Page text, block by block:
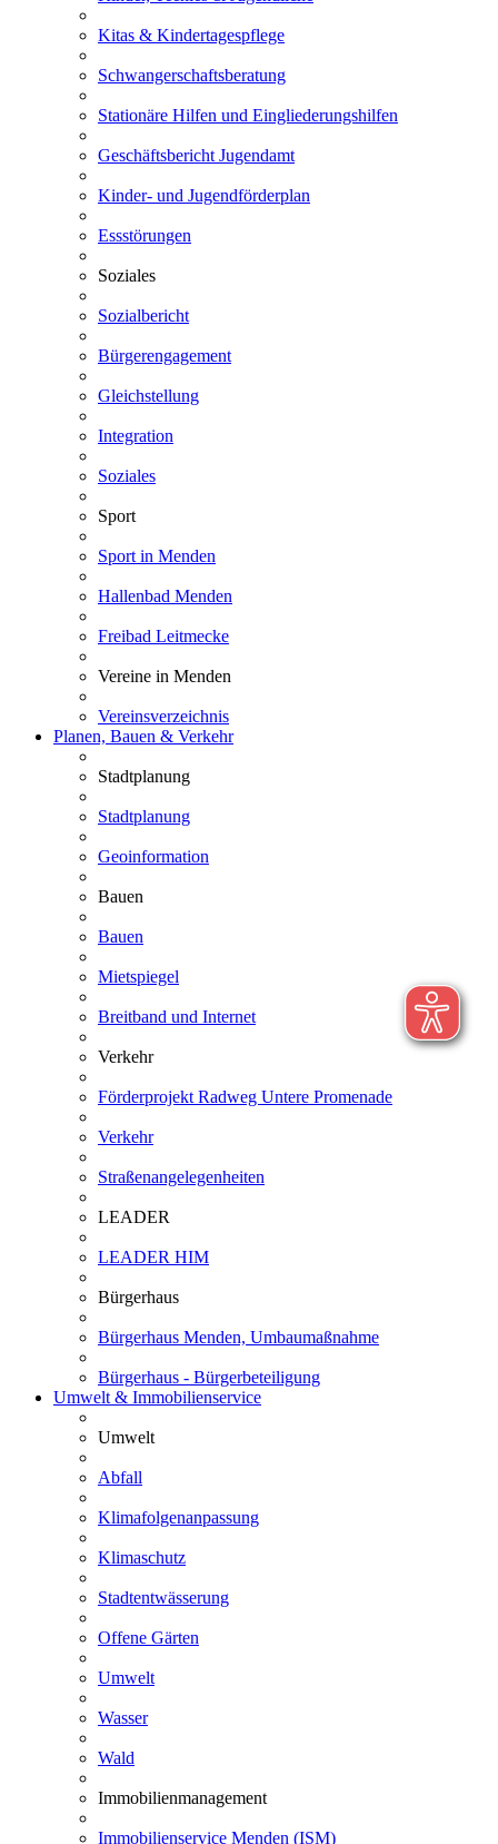
Kitas & Kindertagespflege
Schwangerschaftsberatung
Stationäre Hilfen und Eingliederungshilfen
Geschäftsbericht Jugendamt
Kinder- und Jugendförderplan
Essstörungen
Soziales
Sozialbericht
Bürgerengagement
Gleichstellung
Integration
Soziales
Sport
Sport in Menden
Hallenbad Menden
Freibad Leitmecke
Vereine in Menden
Vereinsverzeichnis
Planen, Bauen & Verkehr
Stadtplanung
Stadtplanung
Geoinformation
Bauen
Bauen
Mietspiegel
Breitband und Internet
Verkehr
Förderprojekt Radweg Untere Promenade
Verkehr
Straßenangelegenheiten
LEADER
LEADER HIM
Bürgerhaus
Bürgerhaus Menden, Umbaumaßnahme
Bürgerhaus - Bürgerbeteiligung
Umwelt & Immobilienservice
Umwelt
Abfall
Klimafolgenanpassung
Klimaschutz
Stadtentwässerung
Offene Gärten
Umwelt
Wasser
Wald
Immobilienmanagement
Immobilienservice Menden (ISM)